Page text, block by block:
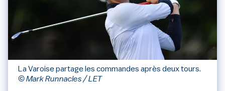
La Varoise partage les commandes après deux tours.
© Mark Runnacles / LET